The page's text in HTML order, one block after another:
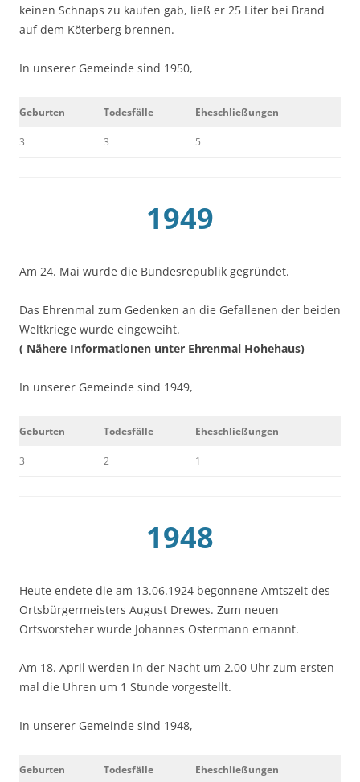
keinen Schnaps zu kaufen gab, ließ er 25 Liter bei Brand
auf dem Köterberg brennen.
In unserer Gemeinde sind 1950,
Geburten Todesfälle Eheschließungen
3 3 5
1949
Am 24. Mai wurde die Bundesrepublik gegründet.
Das Ehrenmal zum Gedenken an die Gefallenen der beiden
Weltkriege wurde eingeweiht.
( Nähere Informationen unter Ehrenmal Hohehaus)
In unserer Gemeinde sind 1949,
Geburten Todesfälle Eheschließungen
3 2 1
1948
Heute endete die am 13.06.1924 begonnene Amtszeit des
Ortsbürgermeisters August Drewes. Zum neuen
Ortsvorsteher wurde Johannes Ostermann ernannt.
Am 18. April werden in der Nacht um 2.00 Uhr zum ersten
mal die Uhren um 1 Stunde vorgestellt.
In unserer Gemeinde sind 1948,
Geburten Todesfälle Eheschließungen